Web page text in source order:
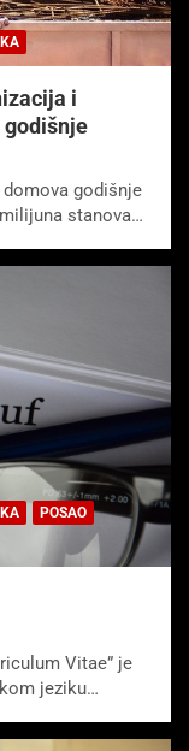
i
godišnje
stanova…
POSAO
Vitae” je
jeziku…